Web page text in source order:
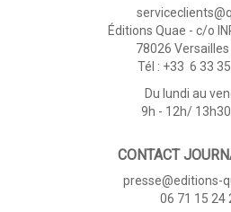
Éditions Quae - c/o
78026
Tél : +33 6 33
Du lundi au
9h - 12h/
CONTACT
presse@editions-
06 71 15 24